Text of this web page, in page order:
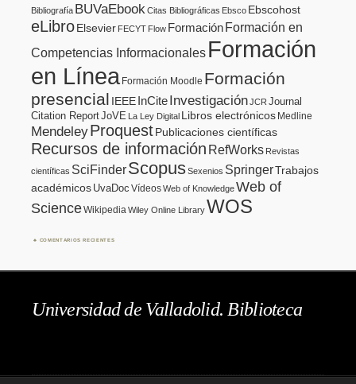
Bibliografía BUVaEbook Citas Bibliográficas Ebsco Ebscohost
eLibroElsevier FECYT Flow FormaciónFormación en
Competencias Informacionales Formación
en Línea Formación Moodle Formación
presencial IEEE InCiteInvestigaciónJCR Journal
Citation ReportJoVE La Ley Digital Libros electrónicos Medline
MendeleyProquestPublicaciones científicas
Recursos de información RefWorks Revistas
científicas SciFinderScopusSexenios SpringerTrabajos
académicos UvaDoc VídeosWeb of KnowledgeWeb of
ScienceWikipedia Wiley Online LibraryWOS
COMENTARIOS RECIENTES
Universidad de Valladolid. Biblioteca